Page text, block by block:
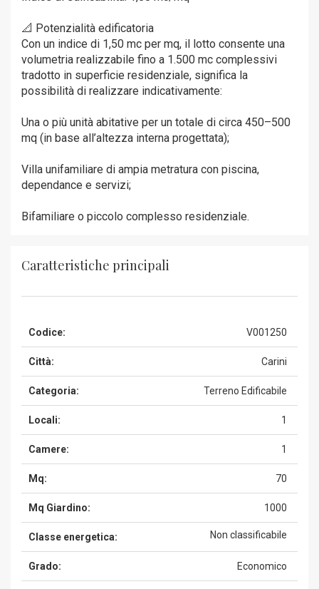
📐 Potenzialità edificatoria
Con un indice di 1,50 mc per mq, il lotto consente una
volumetria realizzabile fino a 1.500 mc complessivi
tradotto in superficie residenziale, significa la
possibilità di realizzare indicativamente:
Una o più unità abitative per un totale di circa 450–500
mq (in base all’altezza interna progettata);
Villa unifamiliare di ampia metratura con piscina,
dependance e servizi;
Bifamiliare o piccolo complesso residenziale.
Caratteristiche principali
Codice: V001250
Città: Carini
Categoria: Terreno Edificabile
Locali: 1
Camere: 1
Mq: 70
Mq Giardino: 1000
Classe energetica: Non classificabile
Grado: Economico